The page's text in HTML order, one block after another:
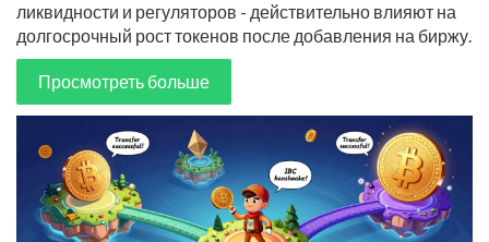
ликвидности и регуляторов - действительно влияют на
долгосрочный рост токенов после добавления на биржу.
Просмотреть больше